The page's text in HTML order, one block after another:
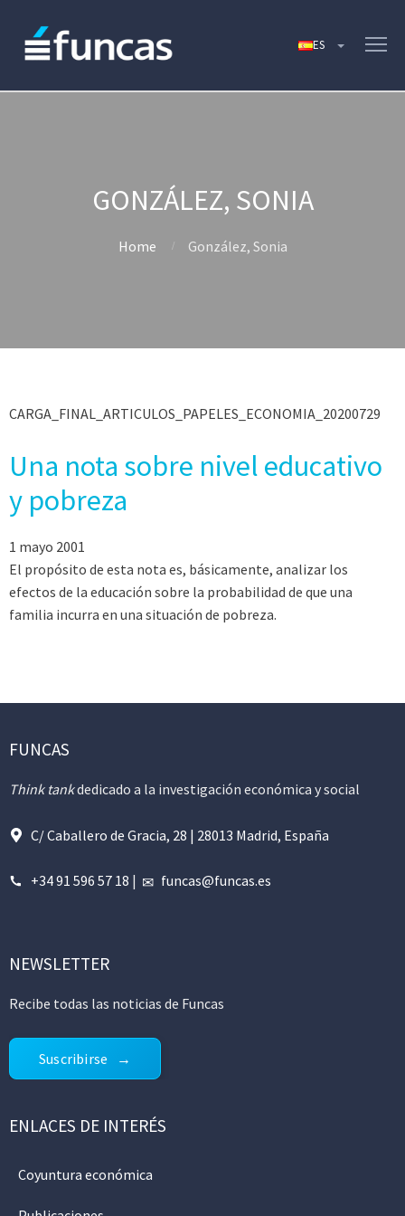
GONZÁLEZ, SONIA
Home González, Sonia
CARGA_FINAL_ARTICULOS_PAPELES_ECONOMIA_20200729
Una nota sobre nivel educativo
y pobreza
1 mayo 2001
El propósito de esta nota es, básicamente, analizar los
efectos de la educación sobre la probabilidad de que una
familia incurra en una situación de pobreza.
FUNCAS
Think tankdedicado a la investigación económica y social
C/ Caballero de Gracia, 28 | 28013 Madrid, España
+34 91 596 57 18 | funcas@funcas.es
NEWSLETTER
Recibe todas las noticias de Funcas
Suscribirse
ENLACES DE INTERÉS
Coyuntura económica